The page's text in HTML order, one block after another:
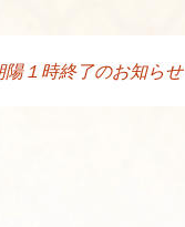
陽１時終了のお知らせ